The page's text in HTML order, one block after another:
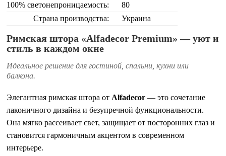
100% светонепроницаемость:
80
Страна производства:
Украина
Римская штора «Alfadecor Premium» — уют и
стиль в каждом окне
Идеальное решение для гостиной, спальни, кухни или
балкона.
Элегантная римская штора от Alfadecor — это сочетание
лаконичного дизайна и безупречной функциональности.
Она мягко рассеивает свет, защищает от посторонних глаз и
становится гармоничным акцентом в современном
интерьере.